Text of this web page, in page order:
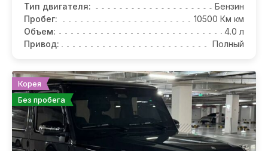
Тип двигателя:
Бензин
Пробег:
10500 Км км
Объем:
4.0 л
Привод:
Полный
Корея
Без пробега